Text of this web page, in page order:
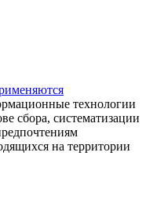
технологии
сбора, систематизации
на территории